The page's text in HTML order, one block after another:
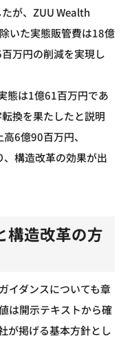
が、ZUU Wealth
いた実態販管費は18億
万円の削減を実現し
態は1億61百万円であ
換を果たしたと説明
6億90百万円、
構造改革の効果が出
構造改革の方
イダンスについても章
は開示テキストから確
が掲げる基本方針とし